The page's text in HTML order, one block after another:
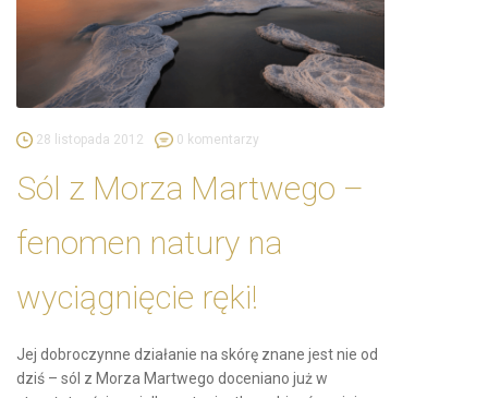
28 listopada 2012 0 komentarzy
Sól z Morza Martwego –
fenomen natury na
wyciągnięcie ręki!
Jej dobroczynne działanie na skórę znane jest nie od
dziś – sól z Morza Martwego doceniano już w